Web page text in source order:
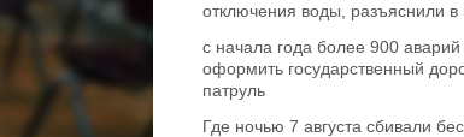
отключения воды, разъяснили в
с начала года более 900 аварий
оформить государственный
патруль
Где ночью 7 августа сбивали